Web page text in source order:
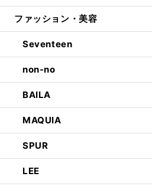
ファッション・美容
Seventeen
non-no
BAILA
MAQUIA
SPUR
LEE